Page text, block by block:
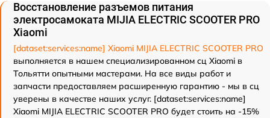
Восстановление разъемов питания
электросамоката MIJIA ELECTRIC SCOOTER PRO
Xiaomi
[dataset:services:name] Xiaomi MIJIA ELECTRIC SCOOTER PRO
выполняется в нашем специализированном сц Xiaomi в
Тольятти опытными мастерами. На все виды работ и
запчасти предоставляем расширенную гарантию - мы в сц
уверены в качестве наших услуг. [dataset:services:name]
Xiaomi MIJIA ELECTRIC SCOOTER PRO будет стоить на -15%